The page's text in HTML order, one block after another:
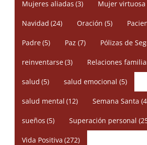
Mujeres aliadas (3) Mujer virtuosa
Navidad (24) Oración (5)
Padre(5) Paz (7) Pólizas de
reinventarse(3) Relaciones
salud (5) salud emocional (5)
salud mental (12) Semana Santa
sueños (5) Superación personal
Vida Positiva (272)